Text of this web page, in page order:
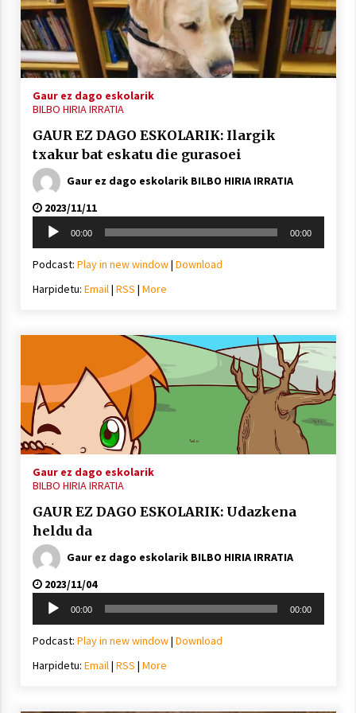
inguruko tailerraren audioa
2021/11/25
Mahai-ingurua: irratia, podcastak
eta ondoren zer?
2021/11/12
Arrosaren IX. Topaketak – Mila
Arrosa sareko IX. topaketak!
2021/10/13
Azaroak 6 Iurretan Arrosa sarearen
IX. topaketak
2021/07/22
2021/07/16
Gaur ez dago eskolarik
BILBO HIRIA IRRATIA
GAUR EZ DAGO ESKOLARIK: Ilargik
txakur bat eskatu die gurasoei
Gaur ez dago eskolarik BILBO HIRIA IRRATIA
2023/11/11
Soinu
erreproduzigailua
00:00 00:00
Podcast: Play in new window| Download
Harpidetu: Email| RSS | More
Gaur ez dago eskolarik
BILBO HIRIA IRRATIA
GAUR EZ DAGO ESKOLARIK: Udazkena
heldu da
Gaur ez dago eskolarik BILBO HIRIA IRRATIA
2023/11/04
Soinu
erreproduzigailua
00:00 00:00
Podcast: Play in new window| Download
Harpidetu: Email| RSS | More